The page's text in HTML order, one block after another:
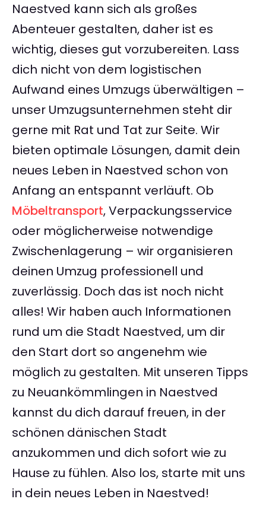
Naestved kann sich als großes
Abenteuer gestalten, daher ist es
wichtig, dieses gut vorzubereiten. Lass
dich nicht von dem logistischen
Aufwand eines Umzugs überwältigen –
unser Umzugsunternehmen steht dir
gerne mit Rat und Tat zur Seite. Wir
bieten optimale Lösungen, damit dein
neues Leben in Naestved schon von
Anfang an entspannt verläuft. Ob
Möbeltransport, Verpackungsservice
oder möglicherweise notwendige
Zwischenlagerung – wir organisieren
deinen Umzug professionell und
zuverlässig. Doch das ist noch nicht
alles! Wir haben auch Informationen
rund um die Stadt Naestved, um dir
den Start dort so angenehm wie
möglich zu gestalten. Mit unseren Tipps
zu Neuankömmlingen in Naestved
kannst du dich darauf freuen, in der
schönen dänischen Stadt
anzukommen und dich sofort wie zu
Hause zu fühlen. Also los, starte mit uns
in dein neues Leben in Naestved!